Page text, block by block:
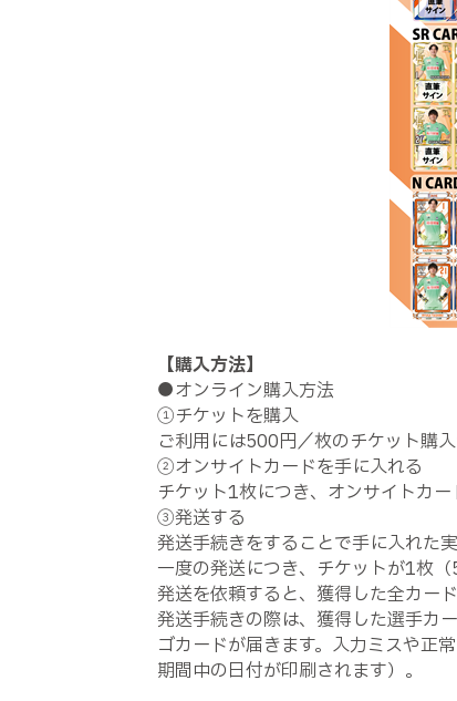
【購入方法】
●オンライン購入方法
①チケットを購入
ご利用には500円／枚のチケット購入
②オンサイトカードを手に入れる
チケット1枚につき、オンサイトカー
③発送する
発送手続きをすることで手に入れた
一度の発送につき、チケットが1枚（
発送を依頼すると、獲得した全カー
発送手続きの際は、獲得した選手カ
ゴカードが届きます。入力ミスや正
期間中の日付が印刷されます）。